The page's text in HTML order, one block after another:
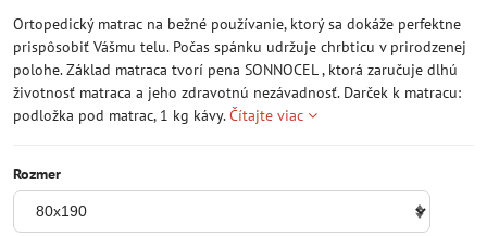
Ortopedický matrac na bežné používanie, ktorý sa dokáže perfektne
prispôsobiť Vášmu telu. Počas spánku udržuje chrbticu v prirodzenej
polohe. Základ matraca tvorí pena SONNOCEL , ktorá zaručuje dlhú
životnosť matraca a jeho zdravotnú nezávadnosť. Darček k matracu:
podložka pod matrac, 1 kg kávy.Čítajte viac
Rozmer